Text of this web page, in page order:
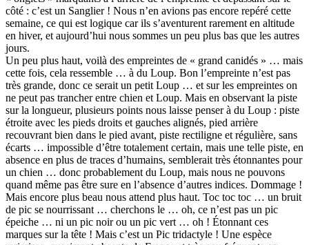
côté : c’est un Sanglier ! Nous n’en avions pas encore repéré cette
semaine, ce qui est logique car ils s’aventurent rarement en altitude
en hiver, et aujourd’hui nous sommes un peu plus bas que les autres
jours.
Un peu plus haut, voilà des empreintes de « grand canidés » … mais
cette fois, cela ressemble … à du Loup. Bon l’empreinte n’est pas
très grande, donc ce serait un petit Loup … et sur les empreintes on
ne peut pas trancher entre chien et Loup. Mais en observant la piste
sur la longueur, plusieurs points nous laisse penser à du Loup : piste
étroite avec les pieds droits et gauches alignés, pied arrière
recouvrant bien dans le pied avant, piste rectiligne et régulière, sans
écarts … impossible d’être totalement certain, mais une telle piste, en
absence en plus de traces d’humains, semblerait très étonnantes pour
un chien … donc probablement du Loup, mais nous ne pouvons
quand même pas être sure en l’absence d’autres indices. Dommage !
Mais encore plus beau nous attend plus haut. Toc toc toc … un bruit
de pic se nourrissant … cherchons le … oh, ce n’est pas un pic
épeiche … ni un pic noir ou un pic vert … oh ! Étonnant ces
marques sur la tête ! Mais c’est un Pic tridactyle ! Une espèce